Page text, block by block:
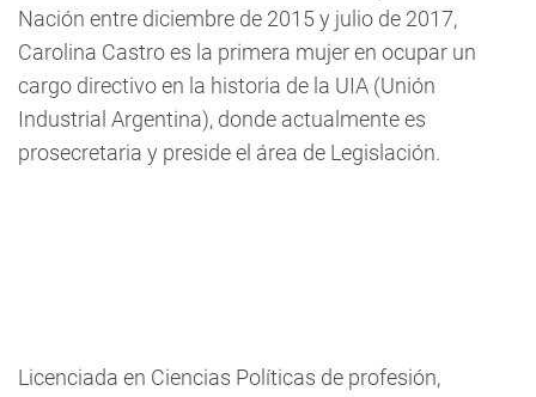
Nación entre diciembre de 2015 y julio de 2017,
Carolina Castro es la primera mujer en ocupar un
cargo directivo en la historia de la UIA (Unión
Industrial Argentina), donde actualmente es
prosecretaria y preside el área de Legislación.
Licenciada en Ciencias Políticas de profesión,